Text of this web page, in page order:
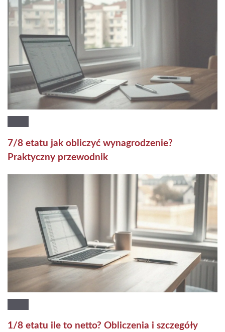
7/8 etatu jak obliczyć wynagrodzenie?
Praktyczny przewodnik
1/8 etatu ile to netto? Obliczenia i szczegóły